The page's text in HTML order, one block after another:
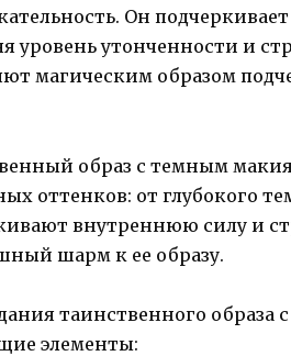
Он
уровень утонченности и
магическим образом
образ с темным
оттенков: от глубокого
внутреннюю силу и
шарм к ее образу.
таинственного
элементы: